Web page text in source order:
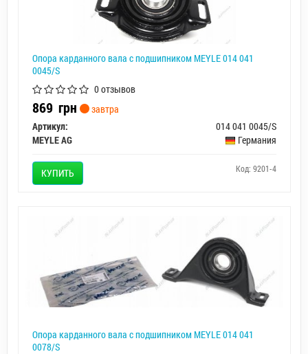
Опора карданного вала с подшипником MEYLE 014 041
0045/S
0 отзывов
869 грн
завтра
Артикул:
014 041 0045/S
MEYLE AG
Германия
КУПИТЬ Код: 9201-4
Опора карданного вала с подшипником MEYLE 014 041
0078/S